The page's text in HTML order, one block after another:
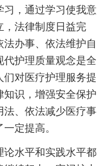
习，通过学习使我意
，法律制度日益完
办事、依法维护自
护理质量观念是全
对医疗护理服务提
知识，增强安全保护
法、依法减少医疗事
定提高。
水平和实践水平都